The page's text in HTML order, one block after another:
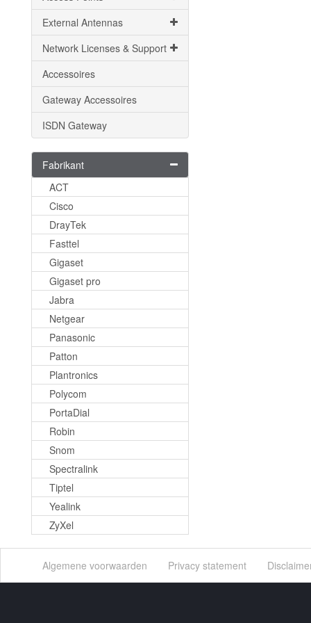
External Antennas
Network Licenses & Support
Accessoires
Gateway Accessoires
ISDN Gateway
Fabrikant
ACT
Cisco
DrayTek
Fasttel
Gigaset
Gigaset pro
Jabra
Netgear
Panasonic
Patton
Plantronics
Polycom
PortaDial
Robin
Snom
Spectralink
Tiptel
Yealink
ZyXel
Algemene voorwaarden Privacy statement